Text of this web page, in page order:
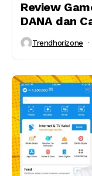
Review
DANA dan
Trendhorizone